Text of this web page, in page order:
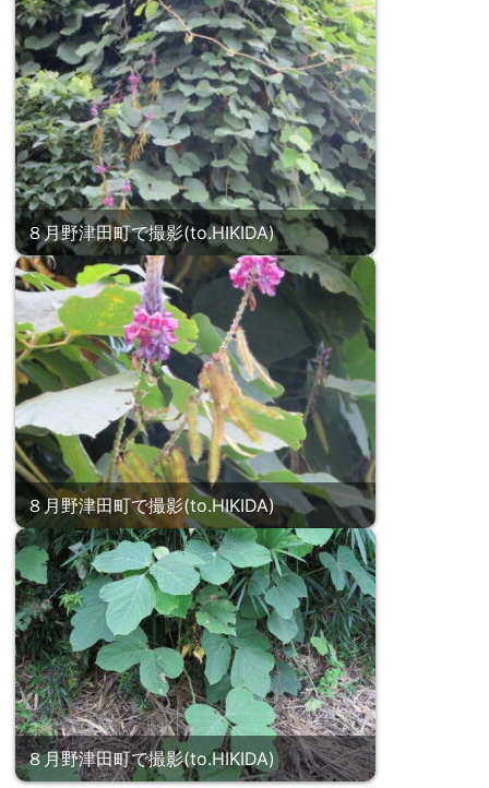
８月野津田町で撮影(to.HIKIDA)
８月野津田町で撮影(to.HIKIDA)
８月野津田町で撮影(to.HIKIDA)